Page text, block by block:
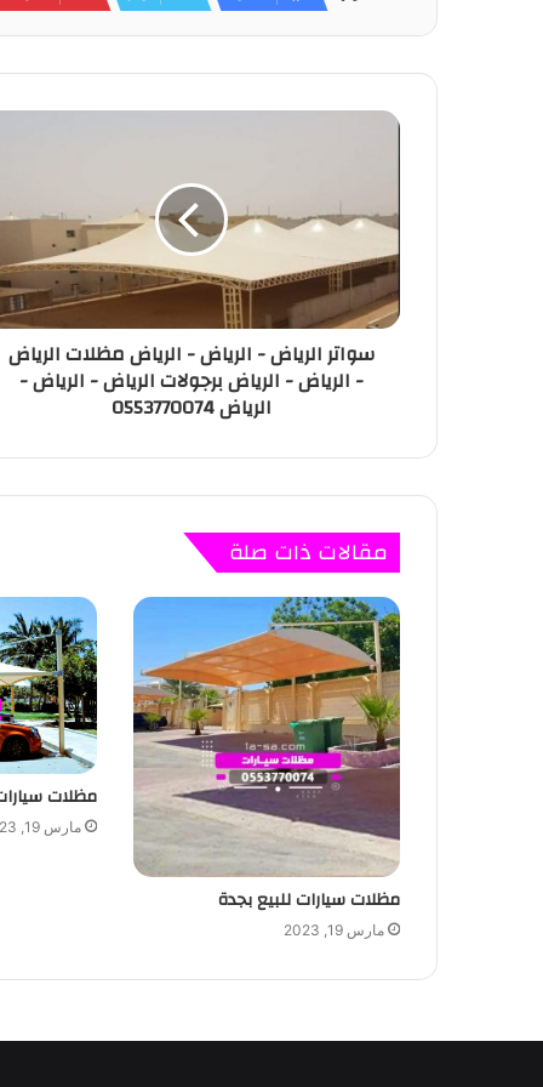
o
o
dI
n
Li
n
k
st
A
p
p
سواتر الرياض - الرياض - الرياض مظلات الرياض
- الرياض - الرياض برجولات الرياض - الرياض -
الرياض 0553770074
مقالات ذات صلة
مظلات سيارات للبيع بجدة
مارس 19, 2023
مظلات سيارات
مارس 19, 2023